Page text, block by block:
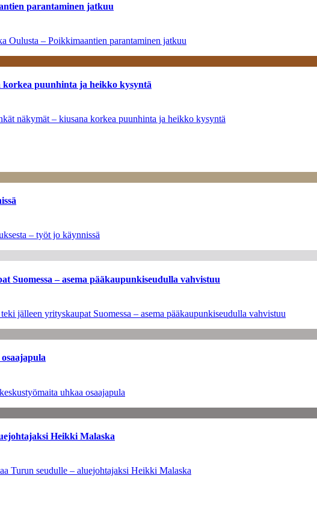
parantaminen jatkuu
Oulusta – Poikkimaantien parantaminen jatkuu
korkea puunhinta ja heikko kysyntä
näkymät – kiusana korkea puunhinta ja heikko kysyntä
– työt jo käynnissä
Suomessa – asema pääkaupunkiseudulla vahvistuu
jälleen yrityskaupat Suomessa – asema pääkaupunkiseudulla vahvistuu
uhkaa osaajapula
Heikki Malaska
Turun seudulle – aluejohtajaksi Heikki Malaska